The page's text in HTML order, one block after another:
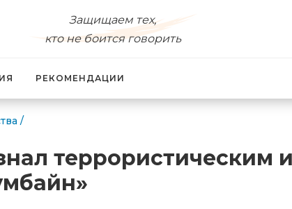
Защищаем тех,
кто не боится говорить
РЕКОМЕНДАЦИИ
/
террористическим